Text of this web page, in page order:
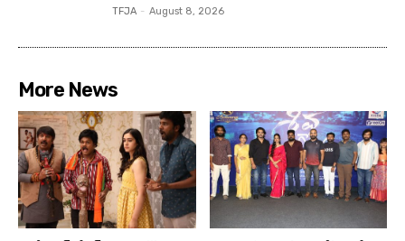
TFJA - August 8, 2026
More News